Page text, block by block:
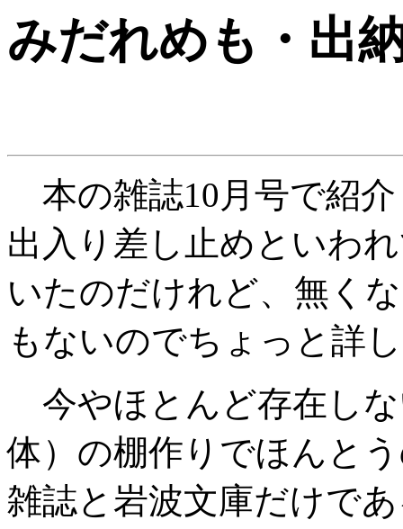
みだれめも ・出
本の雑誌10月号で紹
出入り差し止めといわ
いたのだけれど、無く
もないのでちょっと詳
今やほとんど存在し
体）の棚作りでほんと
雑誌と岩波文庫だけで